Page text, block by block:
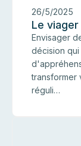
26/5/2025
Le
Envisager
décision
transformer
réguli…